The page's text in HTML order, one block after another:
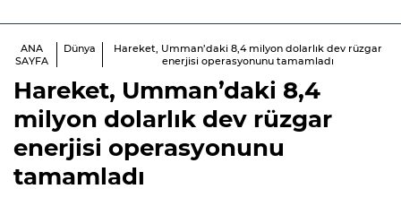
ANA
SAYFA
Dünya
Hareket, Umman’daki 8,4 milyon dolarlık dev rüzgar
enerjisi operasyonunu tamamladı
Hareket, Umman’daki 8,4
milyon dolarlık dev rüzgar
enerjisi operasyonunu
tamamladı